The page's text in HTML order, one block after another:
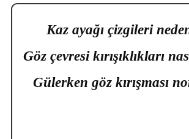
Kaz ayağı çizgileri
Göz çevresi kırışıklıkları
Gülerken göz kırışması